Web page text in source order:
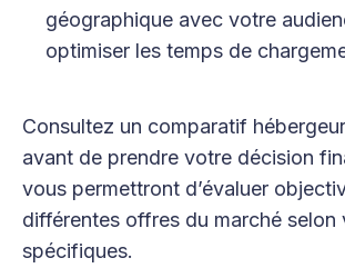
géographique avec votre
optimiser les temps de
Consultez un comparatif
avant de prendre votre décision
vous permettront d’évaluer
différentes offres du marché selon
spécifiques.